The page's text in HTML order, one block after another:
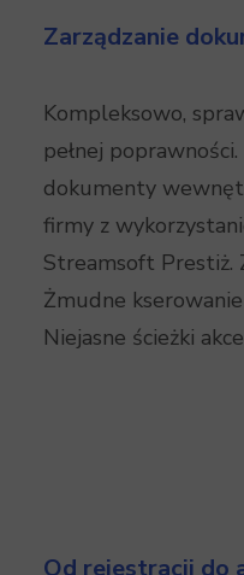
Zarządzanie
Kompleksowo,
pełnej
dokumenty
firmy z
Streamsoft Prestiż.
Żmudne
Niejasne ścieżki
Od rejestracji do